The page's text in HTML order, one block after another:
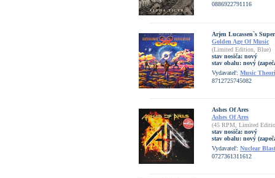
0886922791116
Arjen Lucassen`s
Golden Age Of Music
(Limited Edition, Blue)
stav nosiča: nový
stav obalu: nový
Vydavateľ: Music
8712725745082
Ashes Of Ares
Ashes Of Ares
(45 RPM, Limited
stav nosiča: nový
stav obalu: nový
Vydavateľ: Nuclear Blast
0727361311612